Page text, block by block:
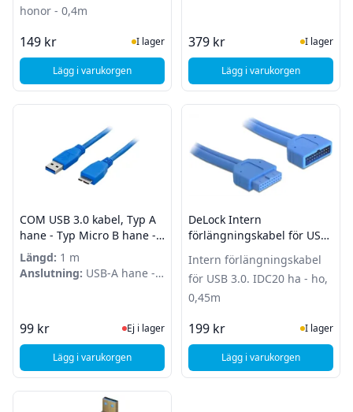
honor - 0,4m
149 kr I Lager
I lager
Lägg i varukorgen, DeLock PCI-lågprofils täckplåt - 1st IDC20 ha till 2st USB
379 kr I Lager
I lager
Lägg i varukorgen, Deltaco aktiv USB
COM USB 3.0 kabel, Typ A
hane - Typ Micro B hane -
1m - Blå
Längd: 1 m
Anslutning: USB-A hane -
99 kr Ej i lager, besök produktsidan för
Ej i lager
Lägg i varukorgen, COM USB 3.0 kabel, Typ A hane - Typ Micro B hane - 1m -
DeLock Intern
förlängningskabel för USB
Intern förlängningskabel
för USB 3.0. IDC20 ha - ho,
0,45m
199 kr I Lager
I lager
Lägg i varukorgen
, DeLock Intern